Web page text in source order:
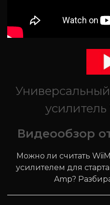
Видеообзор
Можно ли считать
усилителем для
Amp?